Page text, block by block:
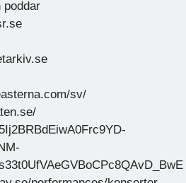
poddar
sv/